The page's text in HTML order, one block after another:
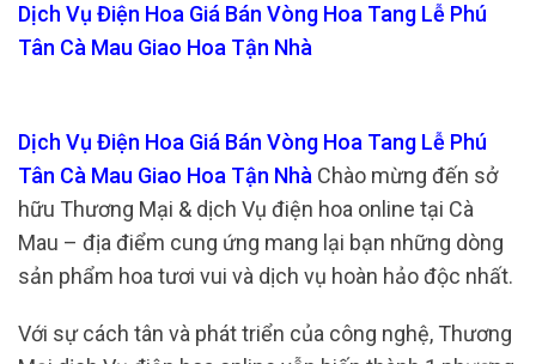
Dịch Vụ Điện Hoa Giá Bán Vòng Hoa Tang Lễ Phú
Tân Cà Mau Giao Hoa Tận Nhà
Dịch Vụ Điện Hoa Giá Bán Vòng Hoa Tang Lễ Phú
Tân Cà Mau Giao Hoa Tận Nhà Chào mừng đến sở
hữu Thương Mại & dịch Vụ điện hoa online tại Cà
Mau – địa điểm cung ứng mang lại bạn những dòng
sản phẩm hoa tươi vui và dịch vụ hoàn hảo độc nhất.
Với sự cách tân và phát triển của công nghệ, Thương